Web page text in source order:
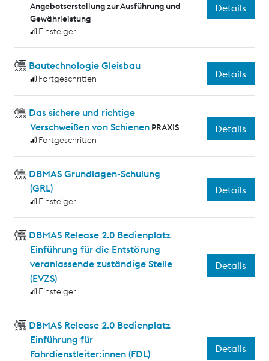
Angebotserstellung zur Ausführung und
Gewährleistung
Einsteiger
Details
Bautechnologie Gleisbau
Fortgeschritten Details
Das sichere und richtige
Verschweißen von Schienen PRAXIS
Fortgeschritten
Details
DBMAS Grundlagen-Schulung
(GRL)
Einsteiger
Details
DBMAS Release 2.0 Bedienplatz
Einführung für die Entstörung
veranlassende zuständige Stelle
(EVZS)
Einsteiger
Details
DBMAS Release 2.0 Bedienplatz
Einführung für
Fahrdienstleiter:innen (FDL)
Details